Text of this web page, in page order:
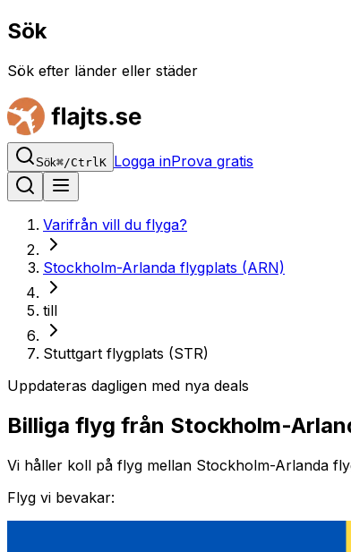
Sök
Sök efter länder eller städer
Sök⌘/Ctrl K Logga inProva gratis
Varifrån vill du flyga?
Stockholm-Arlanda flygplats (ARN)
till
Stuttgart flygplats (STR)
Uppdateras dagligen med nya deals
Billiga flyg från Stockholm-
Vi håller koll på flyg mellan Stockholm-Arlanda
Flyg vi bevakar: